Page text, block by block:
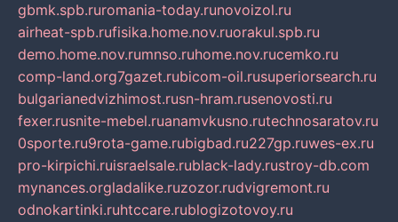
gbmk.spb.ruromania-today.runovoizol.ru
airheat-spb.rufisika.home.nov.ruorakul.spb.ru
demo.home.nov.rumnso.ruhome.nov.rucemko.ru
comp-land.org7gazet.rubicom-oil.rusuperiorsearch.ru
bulgarianedvizhimost.rusn-hram.rusenovosti.ru
fexer.rusnite-mebel.ruanamvkusno.rutechnosaratov.ru
0sporte.ru9rota-game.rubigbad.ru227gp.ruwes-ex.ru
pro-kirpichi.ruisraelsale.rublack-lady.rustroy-db.com
mynances.orgladalike.ruzozor.rudvigremont.ru
odnokartinki.ruhtccare.rublogizotovoy.ru